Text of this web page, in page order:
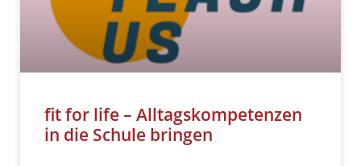
fit for life – Alltagskompetenzen
in die Schule bringen